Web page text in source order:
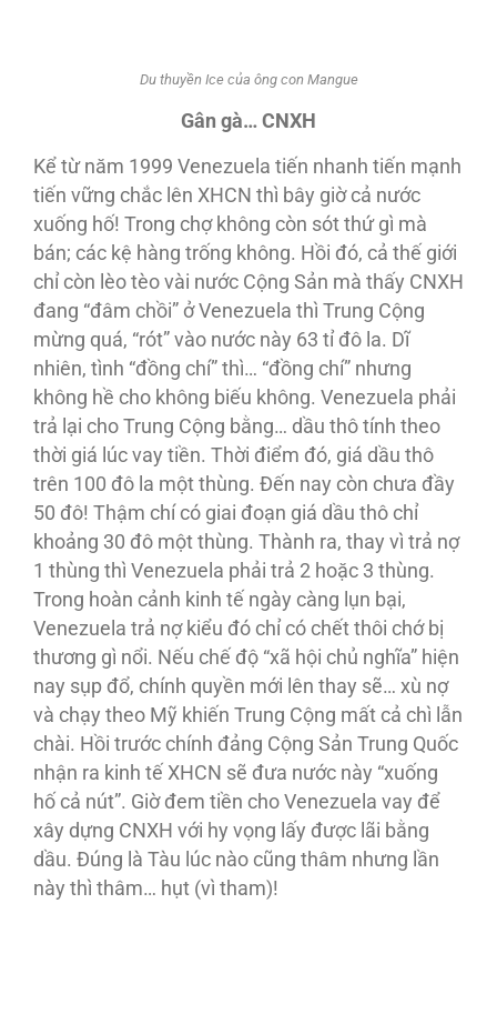
Du thuyền Ice của ông con Mangue
Gân gà… CNXH
Kể từ năm 1999 Venezuela tiến nhanh tiến mạnh
tiến vững chắc lên XHCN thì bây giờ cả nước
xuống hố! Trong chợ không còn sót thứ gì mà
bán; các kệ hàng trống không. Hồi đó, cả thế giới
chỉ còn lèo tèo vài nước Cộng Sản mà thấy CNXH
đang “đâm chồi” ở Venezuela thì Trung Cộng
mừng quá, “rót” vào nước này 63 tỉ đô la. Dĩ
nhiên, tình “đồng chí” thì… “đồng chí” nhưng
không hề cho không biếu không. Venezuela phải
trả lại cho Trung Cộng bằng… dầu thô tính theo
thời giá lúc vay tiền. Thời điểm đó, giá dầu thô
trên 100 đô la một thùng. Ðến nay còn chưa đầy
50 đô! Thậm chí có giai đoạn giá dầu thô chỉ
khoảng 30 đô một thùng. Thành ra, thay vì trả nợ
1 thùng thì Venezuela phải trả 2 hoặc 3 thùng.
Trong hoàn cảnh kinh tế ngày càng lụn bại,
Venezuela trả nợ kiểu đó chỉ có chết thôi chớ bị
thương gì nổi. Nếu chế độ “xã hội chủ nghĩa” hiện
nay sụp đổ, chính quyền mới lên thay sẽ… xù nợ
và chạy theo Mỹ khiến Trung Cộng mất cả chì lẫn
chài. Hồi trước chính đảng Cộng Sản Trung Quốc
nhận ra kinh tế XHCN sẽ đưa nước này “xuống
hố cả nút”. Giờ đem tiền cho Venezuela vay để
xây dựng CNXH với hy vọng lấy được lãi bằng
dầu. Ðúng là Tàu lúc nào cũng thâm nhưng lần
này thì thâm… hụt (vì tham)!